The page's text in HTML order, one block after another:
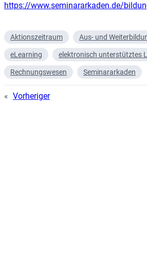
https://www.seminararkaden.de/
Aktionszeitraum Aus- und
eLearning elektronisch unterstütztes
Rechnungswesen Seminararkaden
« Vorheriger